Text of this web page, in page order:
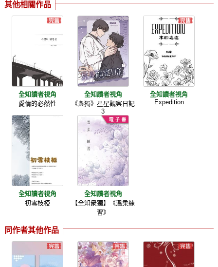
其他相關作品
全知讀者視角
愛情的必然性
全知讀者視角
《衆獨》星星觀察日記
3
全知讀者視角
Expedition
全知讀者視角
初雪枝椏
全知讀者視角
【全知衆獨】《溫柔練
習》
同作者其他作品